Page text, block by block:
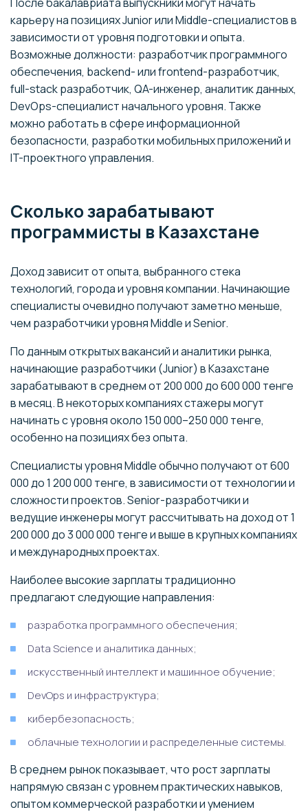
карьеру на позициях Junior или Middle-специалистов в
зависимости от уровня подготовки и опыта.
Возможные должности: разработчик программного
обеспечения, backend- или frontend-разработчик,
full-stack разработчик, QA-инженер, аналитик данных,
DevOps-специалист начального уровня. Также
можно работать в сфере информационной
безопасности, разработки мобильных приложений и
IT-проектного управления.
Сколько зарабатывают
программисты в Казахстане
Доход зависит от опыта, выбранного стека
технологий, города и уровня компании. Начинающие
специалисты очевидно получают заметно меньше,
чем разработчики уровня Middle и Senior.
По данным открытых вакансий и аналитики рынка,
начинающие разработчики (Junior) в Казахстане
зарабатывают в среднем от 200 000 до 600 000 тенге
в месяц. В некоторых компаниях стажеры могут
начинать с уровня около 150 000–250 000 тенге,
особенно на позициях без опыта.
Специалисты уровня Middle обычно получают от 600
000 до 1 200 000 тенге, в зависимости от технологии и
сложности проектов. Senior-разработчики и
ведущие инженеры могут рассчитывать на доход от 1
200 000 до 3 000 000 тенге и выше в крупных компаниях
и международных проектах.
Наиболее высокие зарплаты традиционно
предлагают следующие направления:
разработка программного обеспечения;
Data Science и аналитика данных;
искусственный интеллект и машинное обучение;
DevOps и инфраструктура;
кибербезопасность;
облачные технологии и распределенные системы.
В среднем рынок показывает, что рост зарплаты
напрямую связан с уровнем практических навыков,
опытом коммерческой разработки и умением